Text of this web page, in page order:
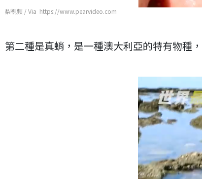
梨視頻 / Via https://www.pearvideo.com
第二種是真蛸，是一種澳大利亞的特有物種